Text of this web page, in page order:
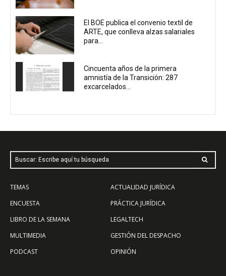
El BOE publica el convenio textil de
ARTE, que conlleva alzas salariales
para...
Cincuenta años de la primera
amnistía de la Transición: 287
excarcelados...
Buscar: Escribe aquí tu búsqueda
TEMAS
ENCUESTA
LIBRO DE LA SEMANA
MULTIMEDIA
PODCAST
ACTUALIDAD JURÍDICA
PRÁCTICA JURÍDICA
LEGALTECH
GESTIÓN DEL DESPACHO
OPINIÓN